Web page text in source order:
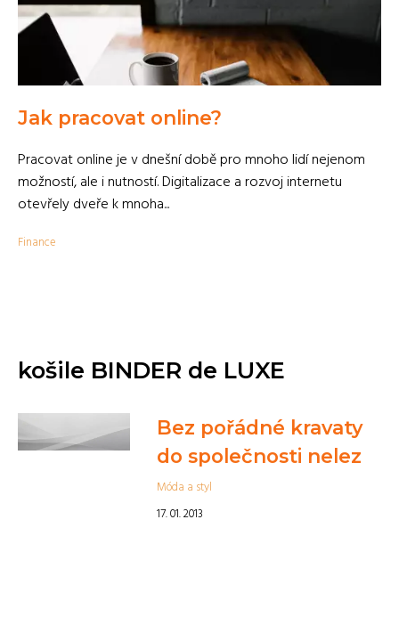
Jak pracovat online?
Pracovat online je v dnešní době pro mnoho lidí nejenom
možností, ale i nutností. Digitalizace a rozvoj internetu
otevřely dveře k mnoha...
Finance
košile BINDER de LUXE
Bez pořádné kravaty
do společnosti nelez
Móda a styl
17. 01. 2013